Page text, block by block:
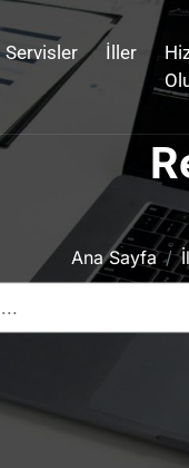
Servisler İller
Ana Sayfa